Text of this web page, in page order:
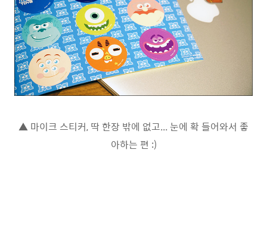
▲ 마이크 스티커, 딱 한장 밖에 없고... 눈에 확 들어와서 좋
아하는 편 :)